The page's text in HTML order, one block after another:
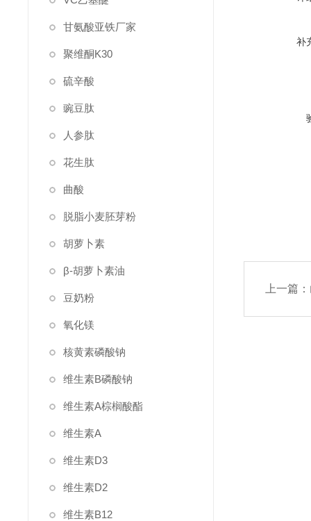
甘氨酸亚铁厂家
聚维酮K30
硫辛酸
豌豆肽
人参肽
花生肽
曲酸
脱脂小麦胚芽粉
胡萝卜素
β-胡萝卜素油
豆奶粉
氧化镁
核黄素磷酸钠
维生素B磷酸钠
维生素A棕榈酸酯
维生素A
维生素D3
维生素D2
维生素B12
补
上一篇：